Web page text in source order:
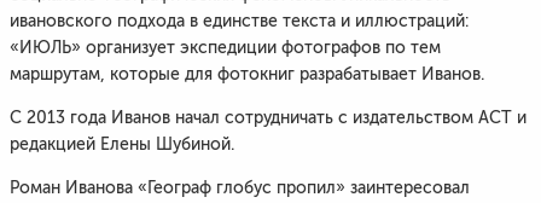
ивановского подхода в единстве текста и иллюстраций:
«ИЮЛЬ» организует экспедиции фотографов по тем
маршрутам, которые для фотокниг разрабатывает Иванов.
С 2013 года Иванов начал сотрудничать с издательством АСТ и
редакцией Елены Шубиной.
Роман Иванова «Географ глобус пропил» заинтересовал